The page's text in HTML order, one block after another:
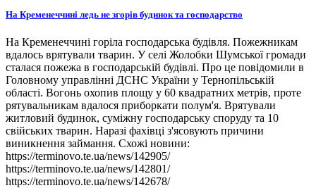
На Кременеччині ледь не згорів будинок та господарство
На Кременеччині горіла господарська будівля. Пожежникам
вдалось врятували тварин. У селі Жолобки Шумської громади
сталася пожежа в господарській будівлі. Про це повідомили в
Головному управлінні ДСНС України у Тернопільській
області. Вогонь охопив площу у 60 квадратних метрів, проте
рятувальникам вдалося приборкати полум'я. Врятували
житловий будинок, суміжну господарську споруду та 10
свійських тварин. Наразі фахівці з'ясовують причини
виникнення займання. Схожі новини:
https://terminovo.te.ua/news/142905/
https://terminovo.te.ua/news/142801/
https://terminovo.te.ua/news/142678/